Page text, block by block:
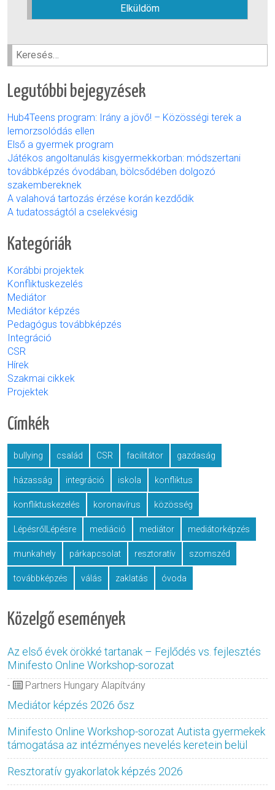
üresen
a
mezőt.
Keresés:
Legutóbbi bejegyzések
Hub4Teens program: Irány a jövő! – Közösségi terek a
lemorzsolódás ellen
Első a gyermek program
Játékos angoltanulás kisgyermekkorban: módszertani
továbbképzés óvodában, bölcsődében dolgozó
szakembereknek
A valahová tartozás érzése korán kezdődik
A tudatosságtól a cselekvésig
Kategóriák
Korábbi projektek
Konfliktuskezelés
Mediátor
Mediátor képzés
Pedagógus továbbképzés
Integráció
CSR
Hírek
Szakmai cikkek
Projektek
Címkék
bullying család CSR facilitátor gazdaság
házasság integráció iskola konfliktus
konfliktuskezelés koronavírus közösség
LépésrőlLépésre mediáció mediátor mediátorképzés
munkahely párkapcsolat resztoratív szomszéd
továbbképzés válás zaklatás óvoda
Közelgő események
Az első évek örökké tartanak – Fejlődés vs. fejlesztés
Minifesto Online Workshop-sorozat
- Partners Hungary Alapítvány
Mediátor képzés 2026 ősz
Minifesto Online Workshop-sorozat Autista gyermekek
támogatása az intézményes nevelés keretein belül
Resztoratív gyakorlatok képzés 2026